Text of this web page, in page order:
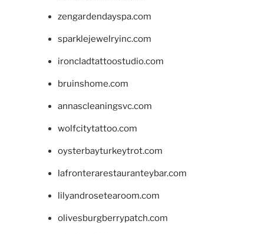
zengardendayspa.com
sparklejewelryinc.com
ironcladtattoostudio.com
bruinshome.com
annascleaningsvc.com
wolfcitytattoo.com
oysterbayturkeytrot.com
lafronterarestauranteybar.com
lilyandrosetearoom.com
olivesburgberrypatch.com